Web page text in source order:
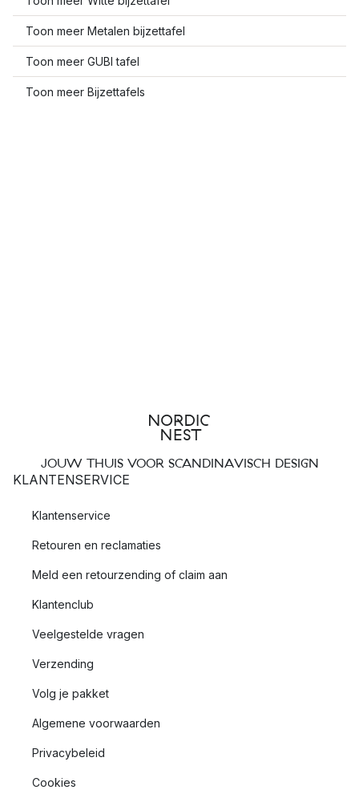
Toon meer Metalen bijzettafel
Toon meer GUBI tafel
Toon meer Bijzettafels
JOUW THUIS VOOR SCANDINAVISCH DESIGN
KLANTENSERVICE
Klantenservice
Retouren en reclamaties
Meld een retourzending of claim aan
Klantenclub
Veelgestelde vragen
Verzending
Volg je pakket
Algemene voorwaarden
Privacybeleid
Cookies